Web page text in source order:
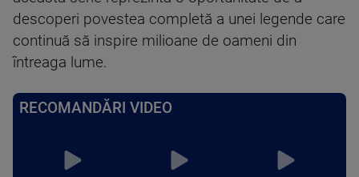
descoperi povestea completă a unei legende care
continuă să inspire milioane de oameni din
întreaga lume.
RECOMANDĂRI VIDEO